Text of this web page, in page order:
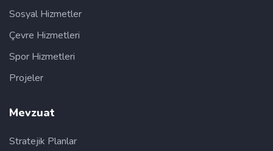
Sosyal Hizmetler
Çevre Hizmetleri
Spor Hizmetleri
Projeler
Mevzuat
Stratejik Planlar